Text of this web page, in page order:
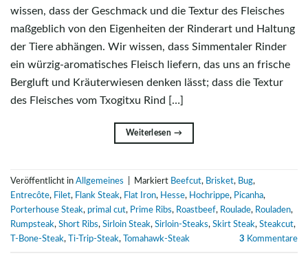
wissen, dass der Geschmack und die Textur des Fleisches
maßgeblich von den Eigenheiten der Rinderart und Haltung
der Tiere abhängen. Wir wissen, dass Simmentaler Rinder
ein würzig-aromatisches Fleisch liefern, das uns an frische
Bergluft und Kräuterwiesen denken lässt; dass die Textur
des Fleisches vom Txogitxu Rind […]
Weiterlesen →
Veröffentlicht in Allgemeines Markiert Beefcut, Brisket, Bug,
Entrecôte, Filet, Flank Steak, Flat Iron, Hesse, Hochrippe, Picanha,
Porterhouse Steak, primal cut, Prime Ribs, Roastbeef, Roulade, Rouladen,
Rumpsteak, Short Ribs, Sirloin Steak, Sirloin-Steaks, Skirt Steak, Steakcut,
T-Bone-Steak, Ti-Trip-Steak, Tomahawk-Steak 3 Kommentare